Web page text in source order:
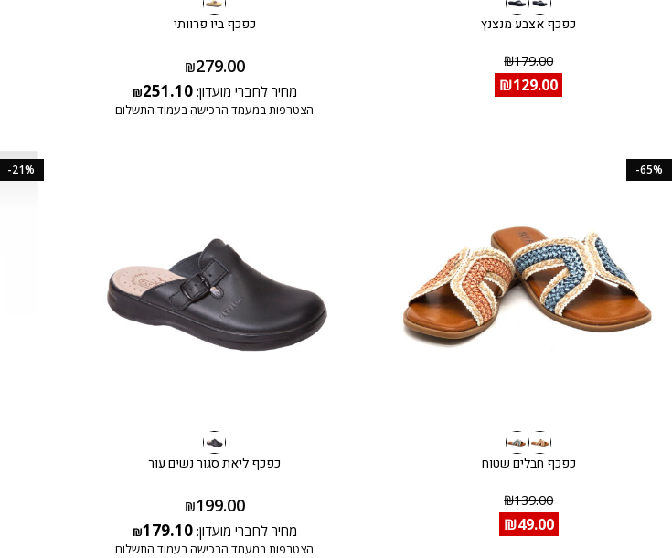
כפכף אצבע מנצנץ
₪179.00
₪129.00
כפכף ביו פרוותי
₪279.00
מחיר לחברי מועדון: ₪251.10
הצטרפות במעמד הרכישה בעמוד התשלום
-65%
כפכף חבלים שטוח
₪139.00
₪49.00
כפכף ליאת סגור נשים עור
₪199.00
מחיר לחברי מועדון: ₪179.10
הצטרפות במעמד הרכישה בעמוד התשלום
-21%